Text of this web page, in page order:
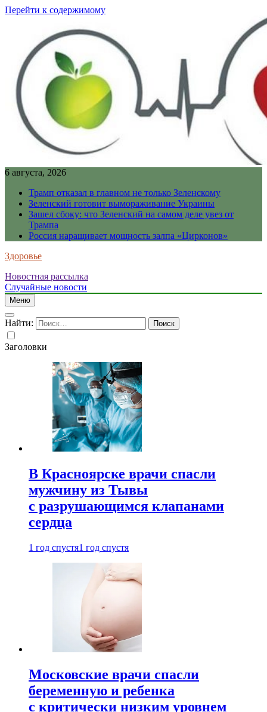
Перейти к содержимому
6 августа, 2026
Трамп отказал в главном не только Зеленскому
Зеленский готовит вымораживание Украины
Зашел сбоку: что Зеленский на самом деле увез от
Трампа
Россия наращивает мощность залпа «Цирконов»
Здоровье
Новостная рассылка
Случайные новости
Меню
Найти:
Заголовки
В Красноярске врачи спасли
мужчину из Тывы
с разрушающимся клапанами
сердца
1 год спустя1 год спустя
Московские врачи спасли
беременную и ребенка
с критически низким уровнем